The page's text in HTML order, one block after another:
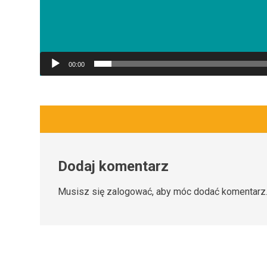
00:00
Dodaj komentarz
Musisz się zalogować, aby móc dodać komentarz.